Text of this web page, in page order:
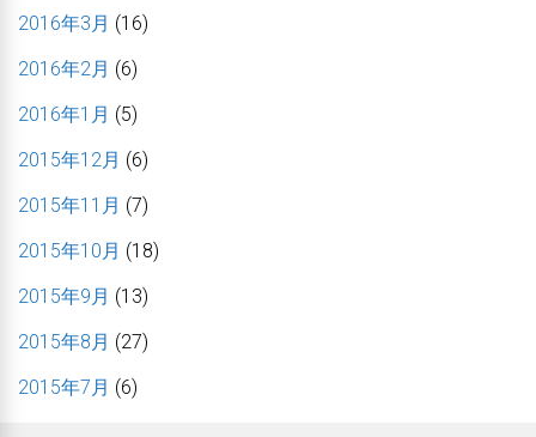
2016年3月 (16)
2016年2月 (6)
2016年1月 (5)
2015年12月 (6)
2015年11月 (7)
2015年10月 (18)
2015年9月 (13)
2015年8月 (27)
2015年7月 (6)